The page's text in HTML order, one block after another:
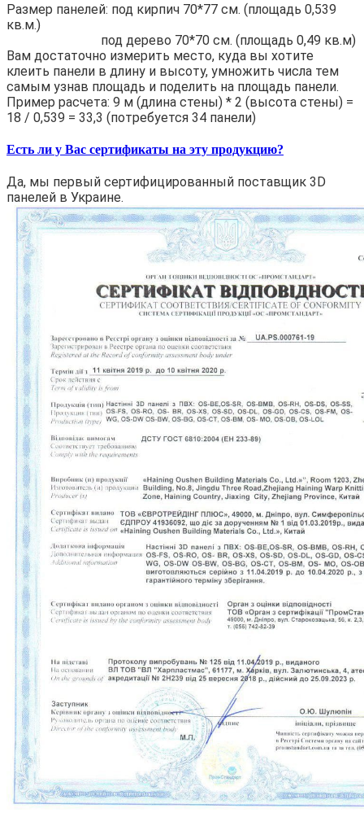
Размер панелей: под кирпич 70*77 см. (площадь 0,539
кв.м.)
под дерево 70*70 см. (площадь 0,49 кв.м)
Вам достаточно измерить место, куда вы хотите
клеить панели в длину и высоту, умножить числа тем
самым узнав площадь и поделить на площадь панели.
Пример расчета: 9 м (длина стены) * 2 (высота стены) =
18 / 0,539 = 33,3 (потребуется 34 панели)
Есть ли у Вас сертификаты на эту продукцию?
Да, мы первый сертифицированный поставщик 3D
панелей в Украине.